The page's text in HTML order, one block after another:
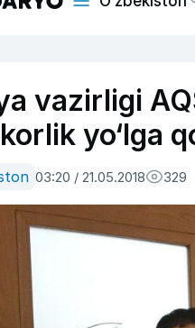
vazirligi
yo‘lga
03:20 / 21.05.2018 329